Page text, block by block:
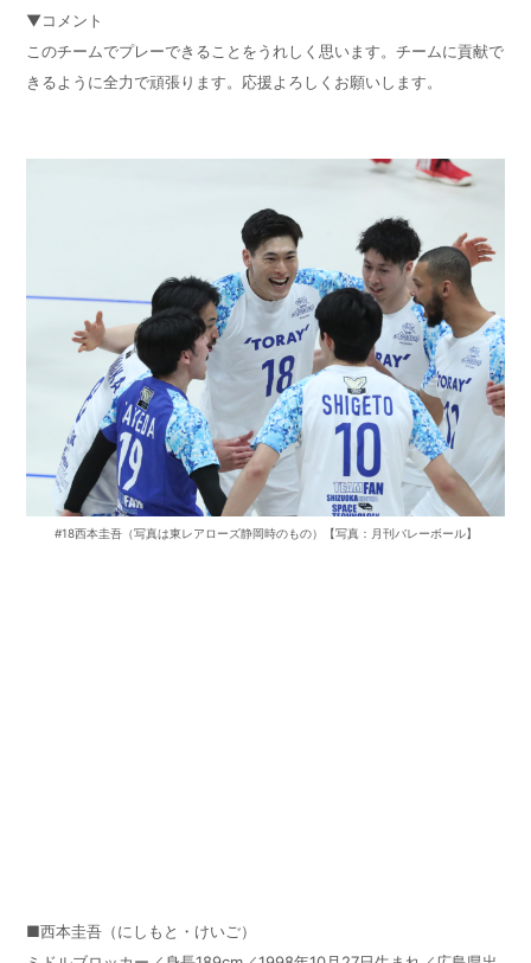
▼コメント
このチームでプレーできることをうれしく思います。チームに貢献で
きるように全力で頑張ります。応援よろしくお願いします。
#18西本圭吾（写真は東レアローズ静岡時のもの）【写真：月刊バレーボール】
■西本圭吾（にしもと・けいご）